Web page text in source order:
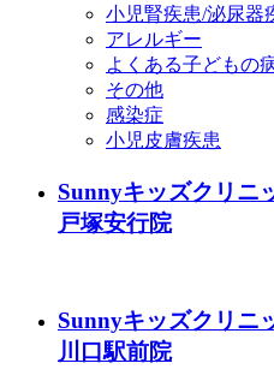
小児腎疾患/泌尿器
アレルギー
よくある子どもの
その他
感染症
小児皮膚疾患
Sunnyキッズクリニ
戸塚安行院
Sunnyキッズクリニ
川口駅前院